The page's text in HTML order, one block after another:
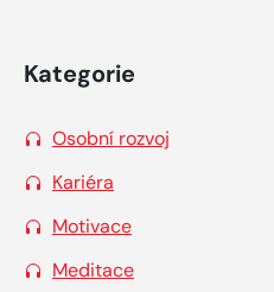
Kategorie
Osobní rozvoj
Kariéra
Motivace
Meditace